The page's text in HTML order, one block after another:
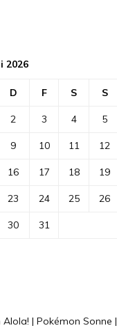
2026
D F S S
2 3 4 5
9 10 11 12
16 17 18 19
23 24 25 26
30
31
| Pokémon Sonne |